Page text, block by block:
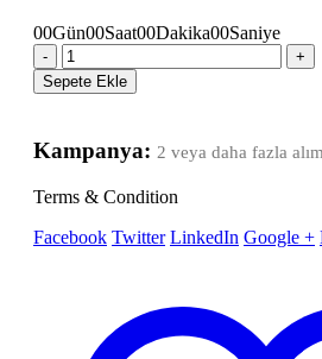
00Gün00Saat00Dakika00Saniye
-
+
Sepete Ekle
Kampanya: 2 veya daha fazla
Terms & Condition
Facebook Twitter LinkedIn Google +